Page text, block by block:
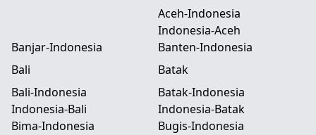
Aceh-Indonesia
Indonesia-Aceh
Banjar-Indonesia
Banten-Indonesia
Bali
Bali-Indonesia
Indonesia-Bali
Batak
Batak-Indonesia
Indonesia-Batak
Bima-Indonesia
Bugis-Indonesia